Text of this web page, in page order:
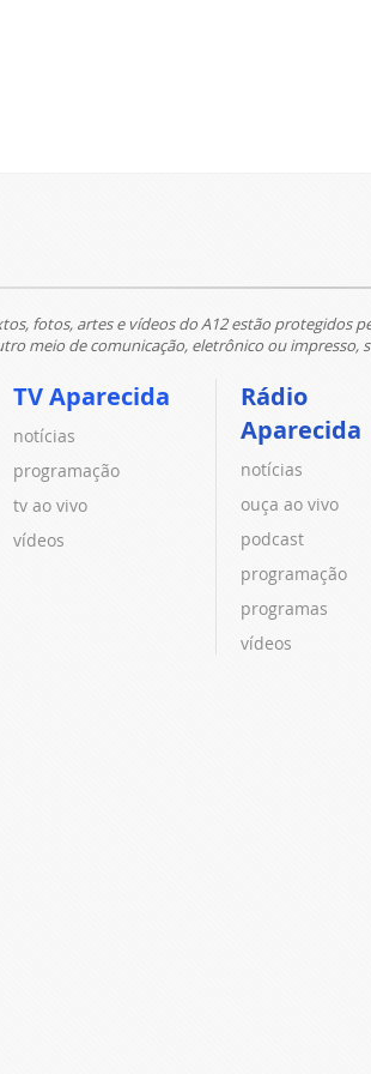
fotos, artes e vídeos do A12 estão protegidos
meio de comunicação, eletrônico ou impresso,
TV Aparecida
notícias
programação
tv ao vivo
vídeos
Rádio
Aparecida
notícias
ouça ao vivo
podcast
programação
programas
vídeos